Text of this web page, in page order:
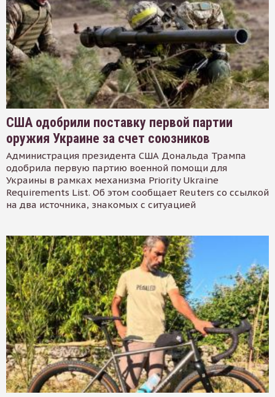
США одобрили поставку первой партии
оружия Украине за счет союзников
Администрация президента США Дональда Трампа
одобрила первую партию военной помощи для
Украины в рамках механизма Priority Ukraine
Requirements List. Об этом сообщает Reuters со ссылкой
на два источника, знакомых с ситуацией